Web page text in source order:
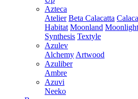
Azteca
Atelier Beta Calacatta
Habitat Moonland Moonlight
Synthesis Textyle
Azulev
Alchemy Artwood
Azuliber
Ambre
Azuvi
Neeko